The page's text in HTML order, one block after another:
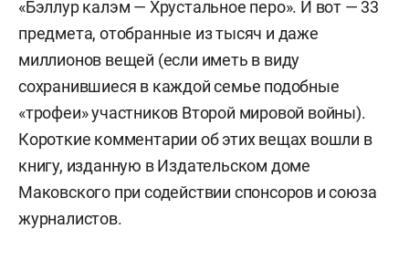
«Бэллур калэм — Хрустальное перо». И вот — 33
предмета, отобранные из тысяч и даже
миллионов вещей (если иметь в виду
сохранившиеся в каждой семье подобные
«трофеи» участников Второй мировой войны).
Короткие комментарии об этих вещах вошли в
книгу, изданную в Издательском доме
Маковского при содействии спонсоров и союза
журналистов.